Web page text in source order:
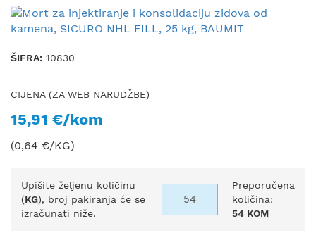
ŠIFRA: 10830
CIJENA (ZA WEB NARUDŽBE)
15,91 €/kom
(0,64 €/KG)
Upišite željenu količinu
(KG), broj pakiranja će se
izračunati niže.
Preporučena
količina:
54 KOM